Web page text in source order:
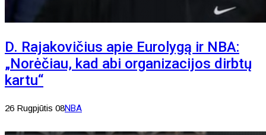
D. Rajakovičius apie Eurolygą ir NBA:
„Norėčiau, kad abi organizacijos dirbtų
kartu“
26 Rugpjūtis 08NBA